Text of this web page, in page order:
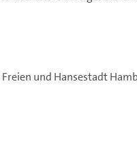
und Hansestadt